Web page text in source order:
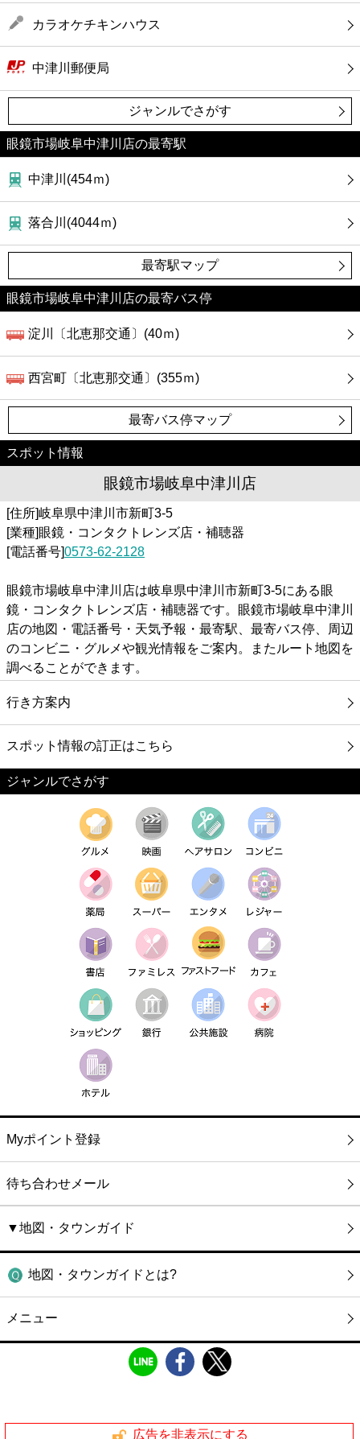
カラオケチキンハウス
中津川郵便局
ジャンルでさがす
眼鏡市場岐阜中津川店の最寄駅
中津川(454ｍ)
落合川(4044ｍ)
最寄駅マップ
眼鏡市場岐阜中津川店の最寄バス停
淀川〔北恵那交通〕(40ｍ)
西宮町〔北恵那交通〕(355ｍ)
最寄バス停マップ
スポット情報
眼鏡市場岐阜中津川店
[住所]岐阜県中津川市新町3-5
[業種]眼鏡・コンタクトレンズ店・補聴器
[電話番号]0573-62-2128
眼鏡市場岐阜中津川店は岐阜県中津川市新町3-5にある眼
鏡・コンタクトレンズ店・補聴器です。眼鏡市場岐阜中津川
店の地図・電話番号・天気予報・最寄駅、最寄バス停、周辺
のコンビニ・グルメや観光情報をご案内。またルート地図を
調べることができます。
行き方案内
スポット情報の訂正はこちら
ジャンルでさがす
Myポイント登録
待ち合わせメール
▼地図・タウンガイド
地図・タウンガイドとは?
メニュー
広告を非表示にする